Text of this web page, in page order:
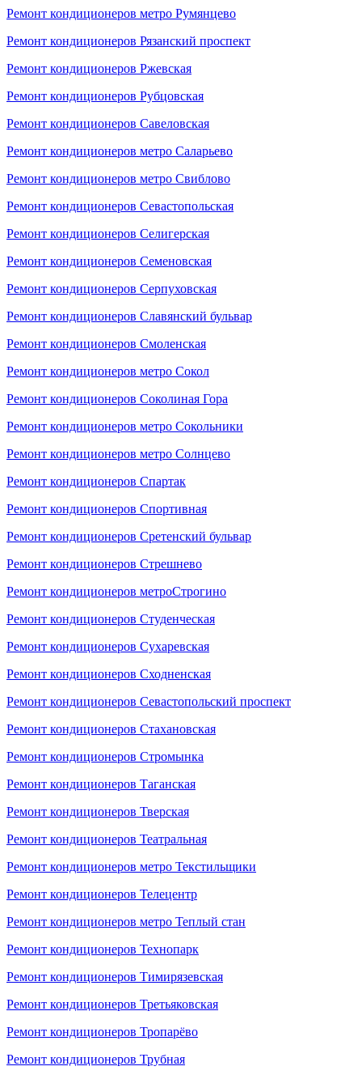
Ремонт кондиционеров метро Румянцево
Ремонт кондиционеров Рязанский проспект
Ремонт кондиционеров Ржевская
Ремонт кондиционеров Рубцовская
Ремонт кондиционеров Савеловская
Ремонт кондиционеров метро Саларьево
Ремонт кондиционеров метро Свиблово
Ремонт кондиционеров Севастопольская
Ремонт кондиционеров Селигерская
Ремонт кондиционеров Семеновская
Ремонт кондиционеров Серпуховская
Ремонт кондиционеров Славянский бульвар
Ремонт кондиционеров Смоленская
Ремонт кондиционеров метро Сокол
Ремонт кондиционеров Соколиная Гора
Ремонт кондиционеров метро Сокольники
Ремонт кондиционеров метро Солнцево
Ремонт кондиционеров Спартак
Ремонт кондиционеров Спортивная
Ремонт кондиционеров Сретенский бульвар
Ремонт кондиционеров Стрешнево
Ремонт кондиционеров метроСтрогино
Ремонт кондиционеров Студенческая
Ремонт кондиционеров Сухаревская
Ремонт кондиционеров Сходненская
Ремонт кондиционеров Севастопольский проспект
Ремонт кондиционеров Стахановская
Ремонт кондиционеров Стромынка
Ремонт кондиционеров Таганская
Ремонт кондиционеров Тверская
Ремонт кондиционеров Театральная
Ремонт кондиционеров метро Текстильщики
Ремонт кондиционеров Телецентр
Ремонт кондиционеров метро Теплый стан
Ремонт кондиционеров Технопарк
Ремонт кондиционеров Тимирязевская
Ремонт кондиционеров Третьяковская
Ремонт кондиционеров Тропарёво
Ремонт кондиционеров Трубная